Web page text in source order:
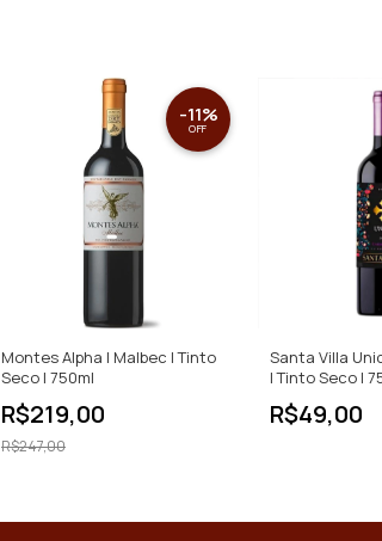
Montes Alpha | Malbec | Tinto
Seco | 750ml
R$219,00
-11%
OFF
R$247,00
Santa Villa
| Tinto Seco |
R$49,00